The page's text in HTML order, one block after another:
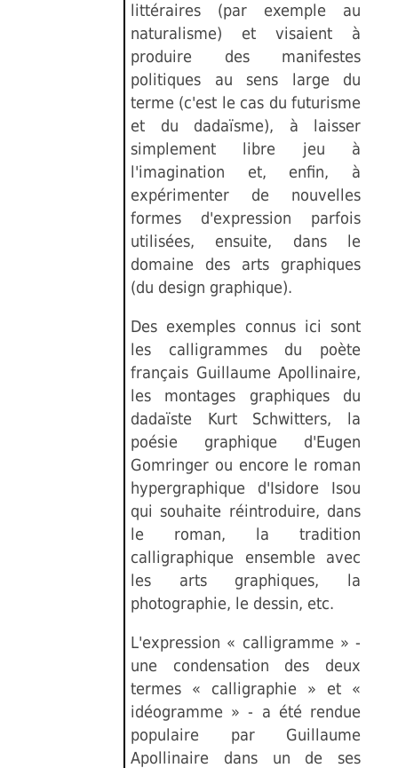
littéraires (par exemple au
naturalisme) et visaient à
produire des manifestes
politiques au sens large du
terme (c'est le cas du futurisme
et du dadaïsme), à laisser
simplement libre jeu à
l'imagination et, enfin, à
expérimenter de nouvelles
formes d'expression parfois
utilisées, ensuite, dans le
domaine des arts graphiques
(du design graphique).
Des exemples connus ici sont
les calligrammes du poète
français Guillaume Apollinaire,
les montages graphiques du
dadaïste Kurt Schwitters, la
poésie graphique d'Eugen
Gomringer ou encore le roman
hypergraphique d'Isidore Isou
qui souhaite réintroduire, dans
le roman, la tradition
calligraphique ensemble avec
les arts graphiques, la
photographie, le dessin, etc.
L'expression « calligramme » -
une condensation des deux
termes « calligraphie » et «
idéogramme » - a été rendue
populaire par Guillaume
Apollinaire dans un de ses